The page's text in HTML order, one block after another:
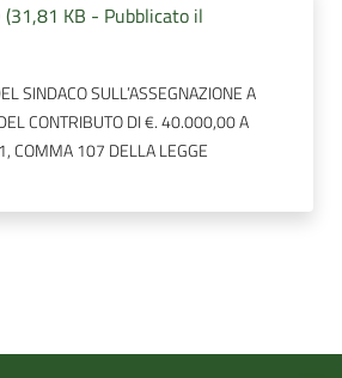
(31,81 KB - Pubblicato il
SINDACO SULL’ASSEGNAZIONE A
CONTRIBUTO DI €. 40.000,00 A
COMMA 107 DELLA LEGGE